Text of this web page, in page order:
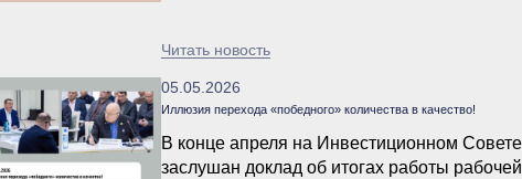
Читать новость
05.05.2026
Иллюзия перехода «победного» количества в качество!
В конце апреля на Инвестиционном
заслушан доклад об итогах работы